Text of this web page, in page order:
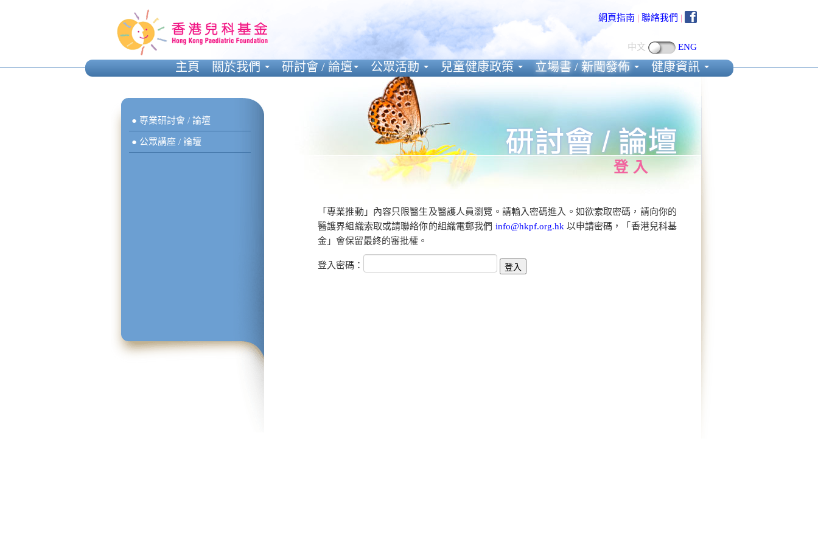
網頁指南 | 聯絡我們 |
中文 ENG
● 專業研討會 / 論壇
● 公眾講座 / 論壇
登入
「專業推動」內容只限醫生及醫護人員瀏覽。請輸入密碼進入。如欲索取密碼，請向你的
醫護界組織索取或請聯絡你的組織電郵我們 info@hkpf.org.hk 以申請密碼，「香港兒科基
金」會保留最終的審批權。
登入密碼：
主頁 關於我們 研討會 / 論壇 公眾活動 兒童健康政策 立場書 / 新聞發佈 健康資訊